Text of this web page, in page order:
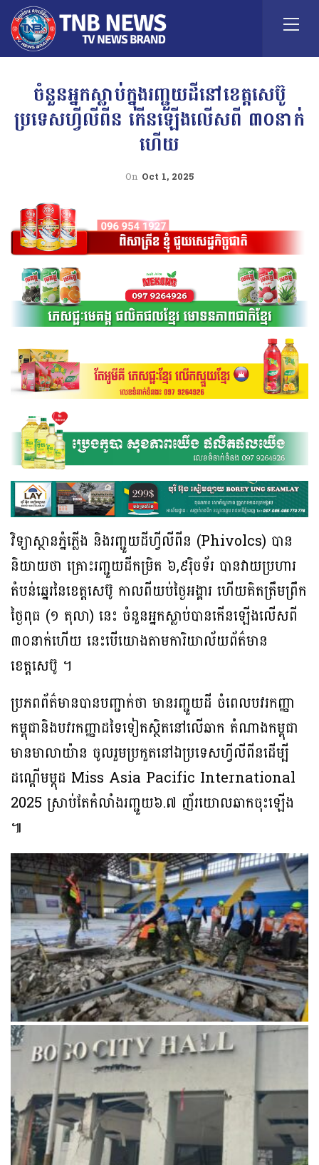
ចំនួនអ្នកស្លាប់ក្នុងរញ្ជួយដីនៅខេត្តសេប៊ូ
ប្រទេសហ្វីលីពីន កើនឡើងលើសពី ៣០នាក់
ហើយ
On Oct 1, 2025
វិទ្យាស្ថានភ្នំភ្លើង និងរញ្ជួយដីហ្វីលីពីន (Phivolcs) បាន
និយាយថា គ្រោះរញ្ជួយដីកម្រិត ៦,៩រ៉ិចទ័រ បានវាយប្រហារ
តំបន់ឆ្នេរនៃខេត្តសេប៊ូ កាលពីយប់ថ្ងៃអង្គារ ហើយគិតត្រឹមព្រឹក
ថ្ងៃពុធ (១ តុលា) នេះ ចំនួនអ្នកស្លាប់បានកើនឡើងលើសពី
៣០នាក់ហើយ នេះបើយោងតាមការិយាល័យព័ត៌មាន
ខេត្តសេប៊ូ ។
ប្រភពព័ត៌មានបានបញ្ជាក់ថា មានរញ្ជួយដី ចំពេលបវរកញ្ញា
កម្ពុជានិងបវរកញ្ញាដទៃទៀតស្ថិតនៅលើឆាក តំណាងកម្ពុជា
មានមាលាយ៉ាន ចូលរួមប្រកួតនៅឯប្រទេសហ្វីលីពីនដើម្បី
ដណ្ដើមម្កុដ Miss Asia Pacific International
2025 ស្រាប់តែកំលាំងរញ្ជួយ៦.៧ ញ័រយោលឆាកចុះឡើង
៕